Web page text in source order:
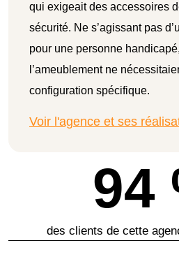
qui exigeait des accessoires
sécurité. Ne s’agissant pas
pour une personne
l’ameublement ne
configuration spécifique.
Voir l'agence et ses
94
des clients de cette